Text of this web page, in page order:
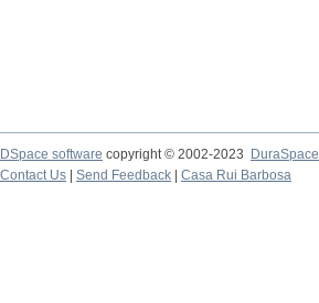
DSpace software copyright © 2002-2023
DuraSpace
Contact Us
Send Feedback Casa Rui Barbosa